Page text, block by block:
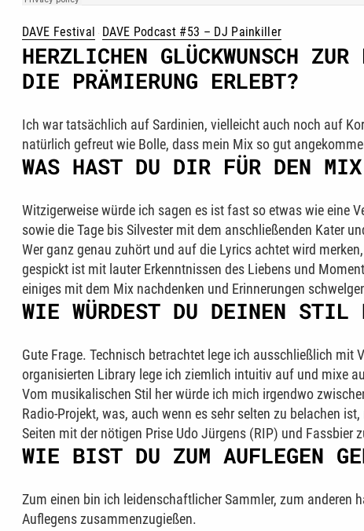
DAVE Festival · DAVE Podcast #53 – DJ Painkiller
HERZLICHEN GLÜCKWUNSCH
DIE PRÄMIERUNG ERLEBT?
Ich war tatsächlich auf Sardinien, vielleicht auch noch auf
natürlich gefreut wie Bolle, dass mein Mix so gut
WAS HAST DU DIR FÜR DEN
Witzigerweise würde ich sagen es ist fast so etwas wie eine
sowie die Tage bis Silvester mit dem anschließenden Kater
Wer ganz genau zuhört und auf die Lyrics achtet wird
gespickt ist mit lauter Erkenntnissen des Liebens und
einiges mit dem Mix nachdenken und Erinnerungen
WIE WÜRDEST DU DEINEN STIL
Gute Frage. Technisch betrachtet lege ich ausschließlich
organisierten Library lege ich ziemlich intuitiv auf und mixe
Vom musikalischen Stil her würde ich mich irgendwo
Radio-Projekt, was, auch wenn es sehr selten zu belachen
Seiten mit der nötigen Prise Udo Jürgens (RIP) und Fassbier
WIE BIST DU ZUM AUFLEGEN
Zum einen bin ich leidenschaftlicher Sammler, zum
Auflegens zusammenzugießen.